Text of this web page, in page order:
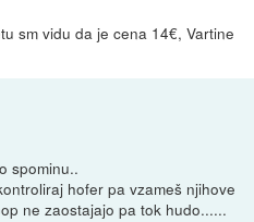
sm vidu da je cena 14€, Vartine
spominu..
hofer pa vzameš njihove
ne zaostajajo pa tok hudo......